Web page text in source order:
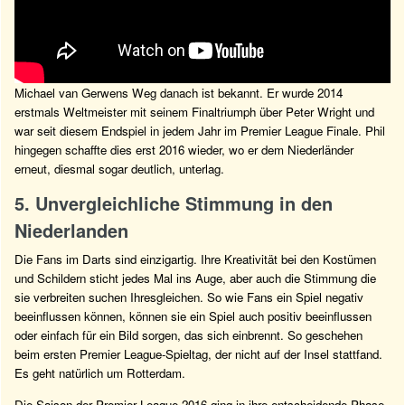
Michael van Gerwens Weg danach ist bekannt. Er wurde 2014
erstmals Weltmeister mit seinem Finaltriumph über Peter Wright und
war seit diesem Endspiel in jedem Jahr im Premier League Finale. Phil
hingegen schaffte dies erst 2016 wieder, wo er dem Niederländer
erneut, diesmal sogar deutlich, unterlag.
5. Unvergleichliche Stimmung in den
Niederlanden
Die Fans im Darts sind einzigartig. Ihre Kreativität bei den Kostümen
und Schildern sticht jedes Mal ins Auge, aber auch die Stimmung die
sie verbreiten suchen Ihresgleichen. So wie Fans ein Spiel negativ
beeinflussen können, können sie ein Spiel auch positiv beeinflussen
oder einfach für ein Bild sorgen, das sich einbrennt. So geschehen
beim ersten Premier League-Spieltag, der nicht auf der Insel stattfand.
Es geht natürlich um Rotterdam.